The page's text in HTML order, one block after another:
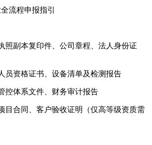
流程申报指引
照副本复印件、公司章程、法人身份证
员资格证书、设备清单及检测报告
控体系文件、财务审计报告
目合同、客户验收证明（仅高等级资质需